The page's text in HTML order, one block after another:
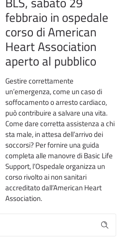
febbraio in ospedale
corso di American
Heart Association
aperto al pubblico
Gestire correttamente
un’emergenza, come un caso di
soffocamento o arresto cardiaco,
può contribuire a salvare una vita.
Come dare corretta assistenza a chi
sta male, in attesa dell’arrivo dei
soccorsi? Per fornire una guida
completa alle manovre di Basic Life
Support, l’Ospedale organizza un
corso rivolto ai non sanitari
accreditato dall’American Heart
Association.